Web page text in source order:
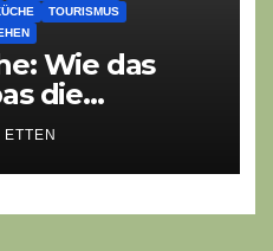
TOURISMUS
Wie das
die
Gastronomie
ETTEN